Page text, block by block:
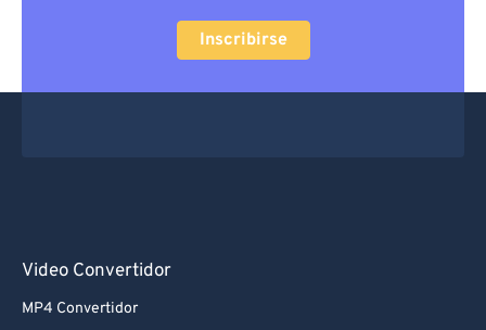
Inscribirse
Video Convertidor
MP4 Convertidor